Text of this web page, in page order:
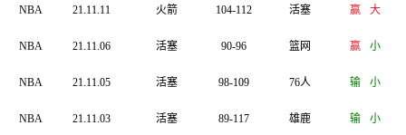
NBA 21.11.11 火箭 104-112 活塞 赢 大
NBA 21.11.06 活塞 90-96 篮网 赢 小
NBA 21.11.05 活塞 98-109 76人 输 小
NBA 21.11.03 活塞 89-117 雄鹿 输 小